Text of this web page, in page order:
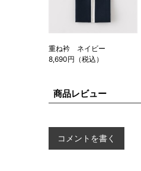
重ね衿 ネイビー
8,690円（税込）
商品レビュー
コメントを書く